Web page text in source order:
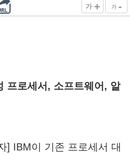
가 + 가 -
프로세서, 소프트웨어, 알
] IBM이 기존 프로세서 대